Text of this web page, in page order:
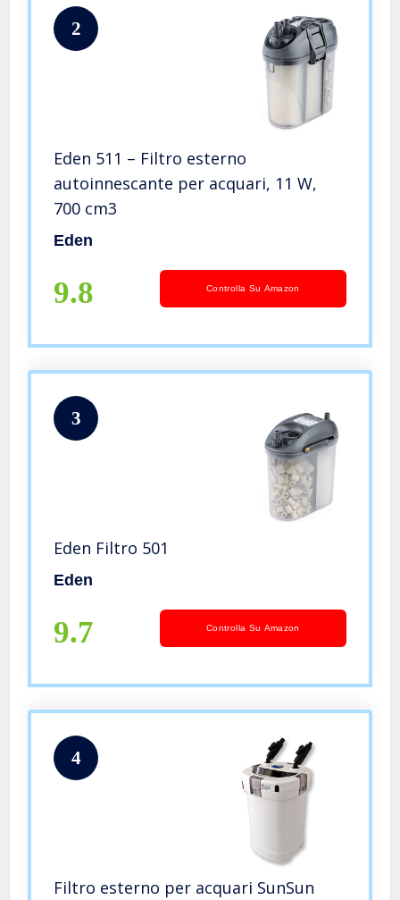
2
Eden 511 – Filtro esterno
autoinnescante per acquari, 11 W,
700 cm3
Eden
9.8 Controlla Su Amazon
3
Eden Filtro 501
Eden
9.7 Controlla Su Amazon
4
Filtro esterno per acquari SunSun